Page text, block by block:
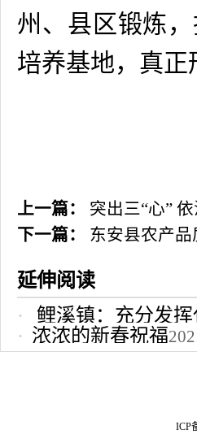
州、县区锻炼
培养基地，真正
上一篇：
突出三“心”
下一篇：
东安县农产
延伸阅读
鲤溪镇：充分发
2022-10-24 12:09:37
浓浓的新春祝福
ICP